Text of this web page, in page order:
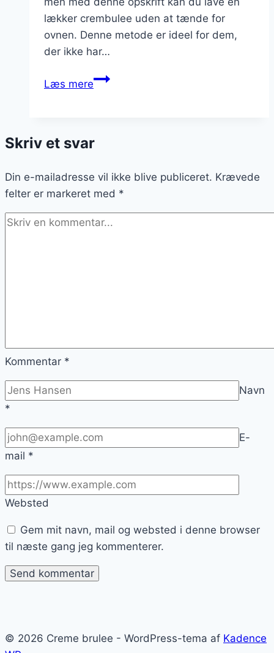
lækker crembulee uden at tænde for
ovnen. Denne metode er ideel for dem,
der ikke har…
Læs mereCrembrulee
nem
Skriv et svar
Din e-mailadresse vil ikke blive publiceret. Krævede
felter er markeret med *
Kommentar *
Navn
*
E-
mail *
Websted
Gem mit navn, mail og websted i denne browser
til næste gang jeg kommenterer.
© 2026 Creme brulee - WordPress-tema af Kadence